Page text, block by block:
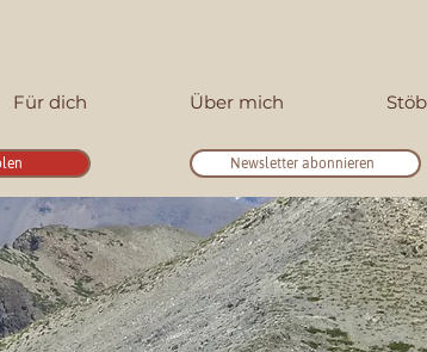
Für dich Über mich
Newsletter abonnieren